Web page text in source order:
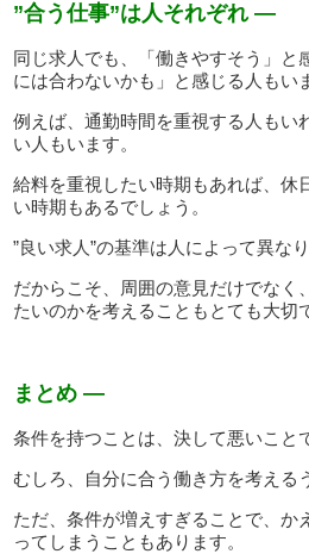
”合う仕事”は人それぞれ —
同じ求人でも、「働きやすそう」と
には合わないかも」と感じる人もい
例えば、通勤時間を重視する人もい
い人もいます。
給料を重視したい時期もあれば、休
い時期もあるでしょう。
”良い求人”の基準は人によって異なり
だからこそ、周囲の意見だけでなく
たいのかを考えることもとても大切
まとめ —
条件を持つことは、決して悪いこと
むしろ、自分に合う働き方を考える
ただ、条件が増えすぎることで、か
ってしまうこともあります。